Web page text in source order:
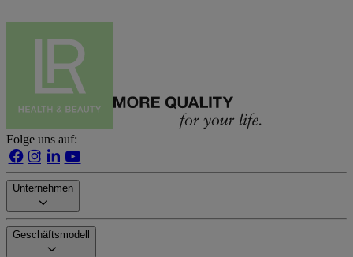
Folge uns auf:
Unternehmen
Geschäftsmodell